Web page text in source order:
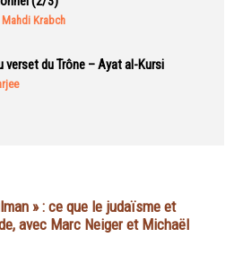
Mahdi Krabch
verset du Trône – Ayat al-Kursi
» : ce que le judaïsme et
avec Marc Neiger et Michaël